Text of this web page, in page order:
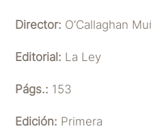
Director: O’Callaghan
Editorial: La Ley
Págs.: 153
Edición: Primera